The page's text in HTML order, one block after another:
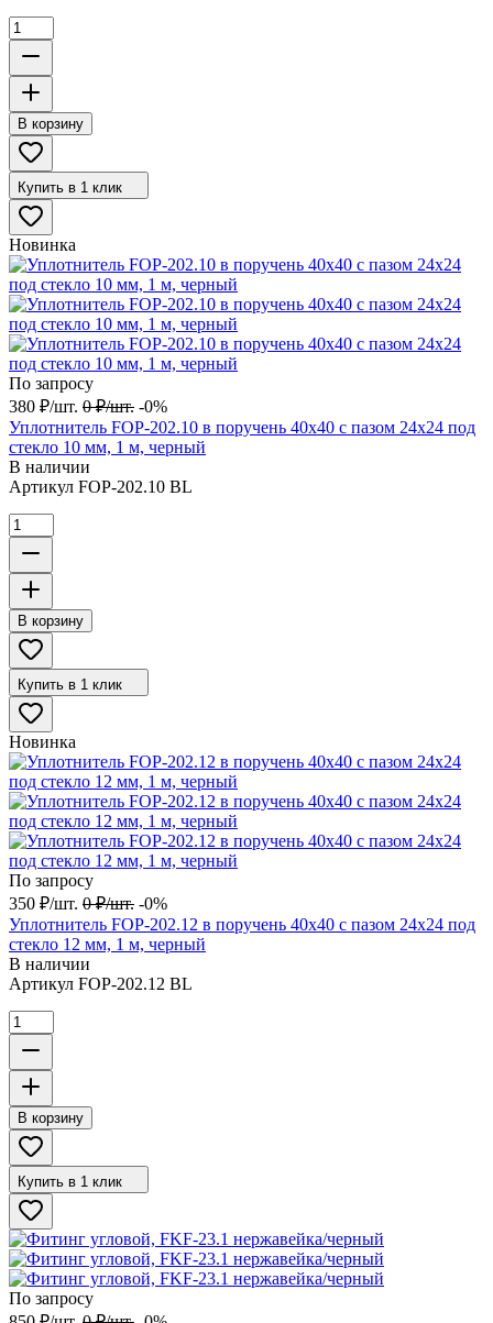
В корзину
Купить в 1 клик
Новинка
По запросу
380 ₽/шт. 0 ₽/шт. -0%
Уплотнитель FOP-202.10 в поручень 40х40 с пазом 24х24 под
стекло 10 мм, 1 м, черный
В наличии
Артикул FOP-202.10 BL
В корзину
Купить в 1 клик
Новинка
По запросу
350 ₽/шт. 0 ₽/шт. -0%
Уплотнитель FOP-202.12 в поручень 40х40 с пазом 24х24 под
стекло 12 мм, 1 м, черный
В наличии
Артикул FOP-202.12 BL
В корзину
Купить в 1 клик
По запросу